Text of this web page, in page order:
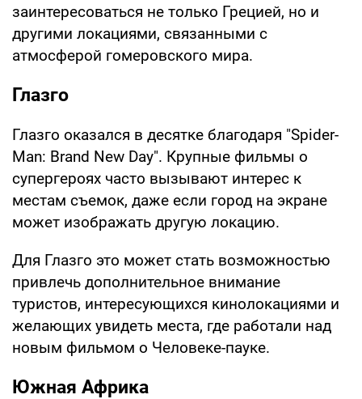
заинтересоваться не только Грецией, но и
другими локациями, связанными с
атмосферой гомеровского мира.
Глазго
Глазго оказался в десятке благодаря "Spider-
Man: Brand New Day". Крупные фильмы о
супергероях часто вызывают интерес к
местам съемок, даже если город на экране
может изображать другую локацию.
Для Глазго это может стать возможностью
привлечь дополнительное внимание
туристов, интересующихся кинолокациями и
желающих увидеть места, где работали над
новым фильмом о Человеке-пауке.
Южная Африка